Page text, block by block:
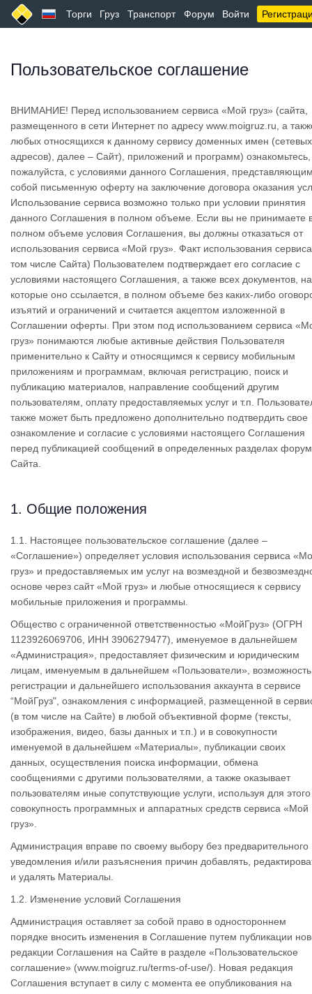
Торги Груз Транспорт Форум Войти
Пользовательское соглашение
ВНИМАНИЕ! Перед использованием сервиса «Мой груз» (сайта,
размещенного в сети Интернет по адресу www.moigruz.ru, а
любых относящихся к данному сервису доменных имен (сетевых
адресов), далее – Сайт), приложений и программ) ознакомьтесь,
пожалуйста, с условиями данного Соглашения,
собой письменную оферту на заключение договора оказания
Использование сервиса возможно только при условии принятия
данного Соглашения в полном объеме. Если вы не принимаете
полном объеме условия Соглашения, вы должны отказаться от
использования сервиса «Мой груз». Факт использования
том числе Сайта) Пользователем подтверждает его согласие с
условиями настоящего Соглашения, а также всех документов, на
которые оно ссылается, в полном объеме без каких-либо
изъятий и ограничений и считается акцептом изложенной в
Соглашении оферты. При этом под использованием сервиса
груз» понимаются любые активные действия Пользователя
применительно к Сайту и относящимся к сервису мобильным
приложениям и программам, включая регистрацию, поиск и
публикацию материалов, направление сообщений другим
пользователям, оплату предоставляемых услуг и т.п.
также может быть предложено дополнительно подтвердить свое
ознакомление и согласие с условиями настоящего Соглашения
перед публикацией сообщений в определенных разделах
Сайта.
1. Общие положения
1.1. Настоящее пользовательское соглашение (далее –
«Соглашение») определяет условия использования сервиса
груз» и предоставляемых им услуг на возмездной и
основе через сайт «Мой груз» и любые относящиеся к сервису
мобильные приложения и программы.
Общество с ограниченной ответственностью «МойГруз» (ОГРН
1123926069706, ИНН 3906279477), именуемое в дальнейшем
«Администрация», предоставляет физическим и юридическим
лицам, именуемым в дальнейшем «Пользователи», возможность
регистрации и дальнейшего использования аккаунта в сервисе
“МойГруз", ознакомления с информацией, размещенной в
(в том числе на Сайте) в любой объективной форме (тексты,
изображения, видео, базы данных и т.п.) и в совокупности
именуемой в дальнейшем «Материалы», публикации своих
данных, осуществления поиска информации, обмена
сообщениями с другими пользователями, а также оказывает
пользователям иные сопутствующие услуги, используя для этого
совокупность программных и аппаратных средств сервиса «Мой
груз».
Администрация вправе по своему выбору без предварительного
уведомления и/или разъяснения причин добавлять,
и удалять Материалы.
1.2. Изменение условий Соглашения
Администрация оставляет за собой право в одностороннем
порядке вносить изменения в Соглашение путем публикации
редакции Соглашения на Сайте в разделе «Пользовательское
соглашение» (www.moigruz.ru/terms-of-use/). Новая редакция
Соглашения вступает в силу с момента ее опубликования на